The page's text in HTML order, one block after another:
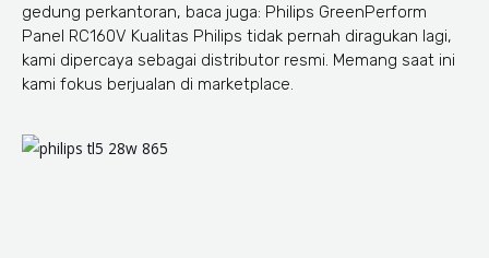
gedung perkantoran, baca juga: Philips GreenPerform
Panel RC160V Kualitas Philips tidak pernah diragukan lagi,
kami dipercaya sebagai distributor resmi. Memang saat ini
kami fokus berjualan di marketplace.